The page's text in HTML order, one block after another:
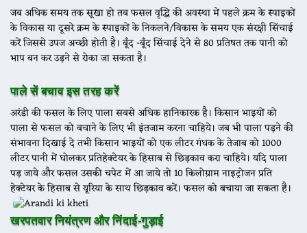
जब अधिक समय तक सूखा हो तब फसल वृद्धि की अवस्था में पहले क्रम के स्पाइकों
के विकास या दूसरे क्रम के स्पाइकों के निकलने/विकास के समय एक संरक्षी सिंचाई
करें जिससे उपज अच्छी होती है। बूँद -बूँद सिंचाई देने से 80 प्रतिषत तक पानी को
भाप बन कर उड़ने से रोका जा सकता है।
पाले सें बचाव इस तरह करें
अरंडी की फसल के लिए पाला सबसे अधिक हानिकारक है। किसान भाइयों को
पाला से फसल को बचाने के लिए भी इंतजाम करना चाहिये। जब भी पाला पड़ने की
संभावना दिखाई दे तभी किसान भाइयों को एक लीटर गंधक के तेजाब को 1000
लीटर पानी में घोलकर प्रतिहेक्टेयर के हिसाब से छिड़काव करा चाहिये। यदि पाला
पड़ जाये और फसल उसकी चपेट में आ जाये तो 10 किलोग्राम नाइट्रोजन प्रति
हेक्टेयर के हिसाब से यूरिया के साथ छिड़काव करें। फसल को बचाया जा सकता है।
खरपतवार नियंत्रण और निंदाई-गुड़ाई